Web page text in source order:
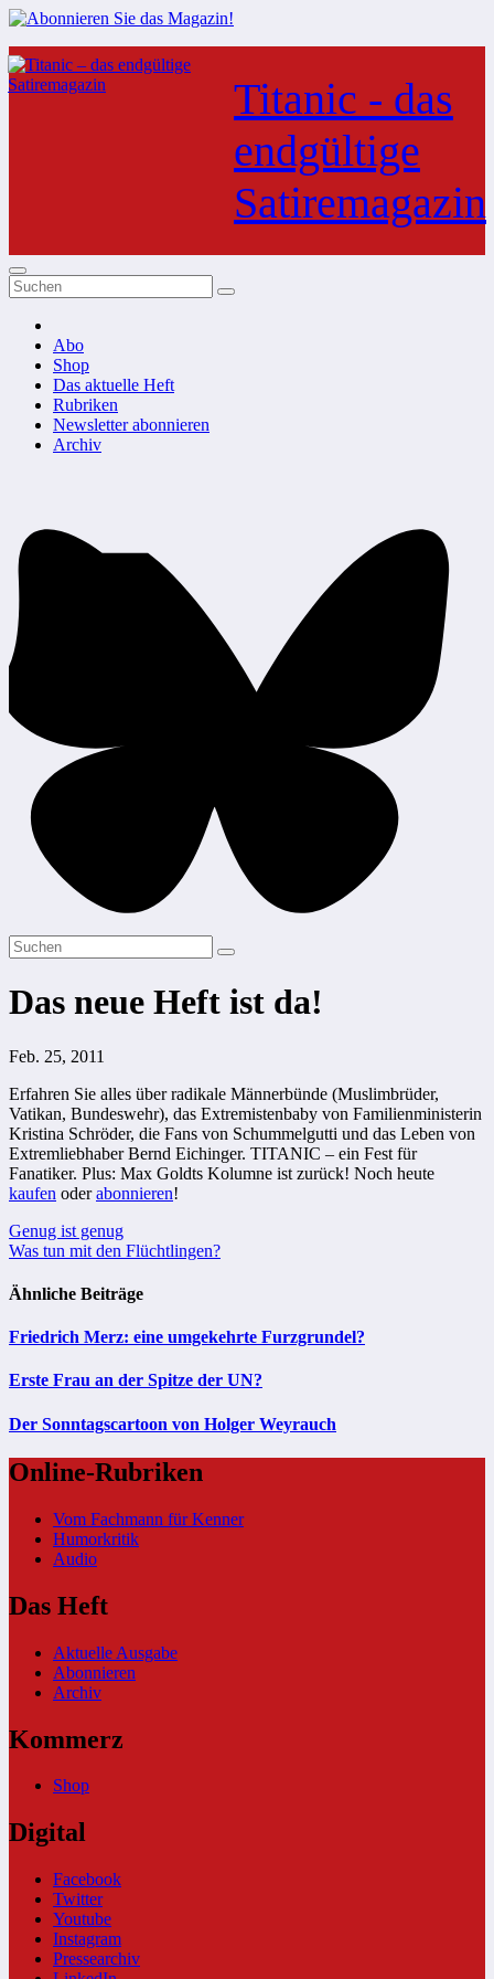
Zum
Inhalt
springen
Titanic - das
endgültige
Satiremagazin
Abo
Shop
Das aktuelle Heft
Rubriken
Newsletter abonnieren
Archiv
Das neue Heft ist da!
Feb. 25, 2011
Erfahren Sie alles über radikale Männerbünde (Muslimbrüder,
Vatikan, Bundeswehr), das Extremistenbaby von Familienministerin
Kristina Schröder, die Fans von Schummelgutti und das Leben von
Extremliebhaber Bernd Eichinger. TITANIC – ein Fest für
Fanatiker. Plus: Max Goldts Kolumne ist zurück! Noch heute
kaufen oderabonnieren!
Beitragsnavigation
Genug ist genug
Was tun mit den Flüchtlingen?
Ähnliche Beiträge
Friedrich Merz: eine umgekehrte Furzgrundel?
Erste Frau an der Spitze der UN?
Der Sonntagscartoon von Holger Weyrauch
Online-Rubriken
Vom Fachmann für Kenner
Humorkritik
Audio
Das Heft
Aktuelle Ausgabe
Abonnieren
Archiv
Kommerz
Shop
Digital
Facebook
Twitter
Youtube
Instagram
Pressearchiv